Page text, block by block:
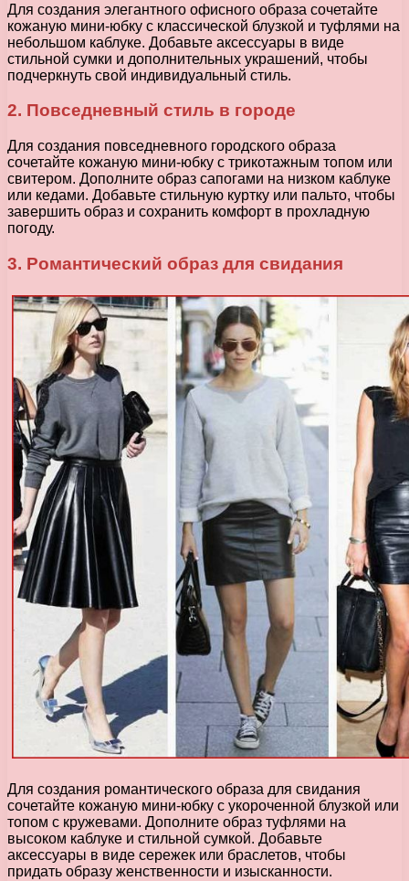
Для создания элегантного офисного образа сочетайте
кожаную мини-юбку с классической блузкой и туфлями на
небольшом каблуке. Добавьте аксессуары в виде
стильной сумки и дополнительных украшений, чтобы
подчеркнуть свой индивидуальный стиль.
2. Повседневный стиль в городе
Для создания повседневного городского образа
сочетайте кожаную мини-юбку с трикотажным топом или
свитером. Дополните образ сапогами на низком каблуке
или кедами. Добавьте стильную куртку или пальто, чтобы
завершить образ и сохранить комфорт в прохладную
погоду.
3. Романтический образ для свидания
Для создания романтического образа для свидания
сочетайте кожаную мини-юбку с укороченной блузкой или
топом с кружевами. Дополните образ туфлями на
высоком каблуке и стильной сумкой. Добавьте
аксессуары в виде сережек или браслетов, чтобы
придать образу женственности и изысканности.